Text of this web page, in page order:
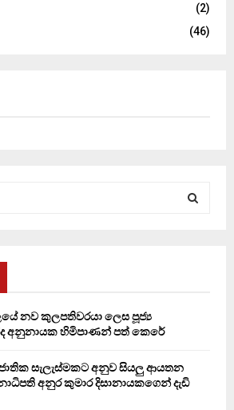
(2)
(46)
H
නව කුලපතිවරයා ලෙස පූජ්‍ය
අනුනායක හිමිපාණන් පත් කෙරේ
ජාතික සැලැස්මකට අනුව සියලු ආයතන
අනුර කුමාර දිසානායකගෙන් දැඩි